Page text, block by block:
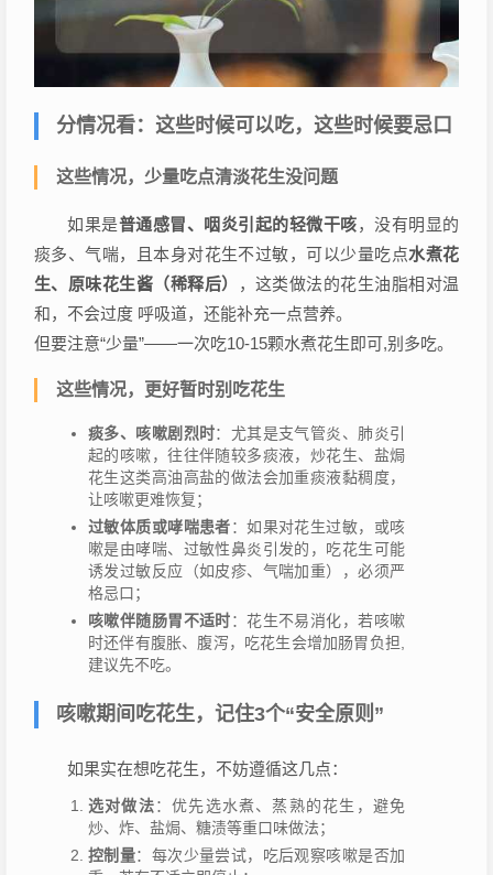
分情况看：这些时候可以吃，这些时候要忌口
这些情况，少量吃点清淡花生没问题
如果是普通感冒、咽炎引起的轻微干咳，没有明显的
痰多、气喘，且本身对花生不过敏，可以少量吃点水煮花
生、原味花生酱（稀释后）
，这类做法的花生油脂相对温
和，不会过度 呼吸道，还能补充一点营养。
但要注意“少量”——一次吃10-15颗水煮花生即可,别多吃。
这些情况，更好暂时别吃花生
痰多、咳嗽剧烈时：尤其是支气管炎、肺炎引
起的咳嗽，往往伴随较多痰液，炒花生、盐焗
花生这类高油高盐的做法会加重痰液黏稠度，
让咳嗽更难恢复；
过敏体质或哮喘患者：如果对花生过敏，或咳
嗽是由哮喘、过敏性鼻炎引发的，吃花生可能
诱发过敏反应（如皮疹、气喘加重），必须严
格忌口；
咳嗽伴随肠胃不适时：花生不易消化，若咳嗽
时还伴有腹胀、腹泻，吃花生会增加肠胃负担,
建议先不吃。
咳嗽期间吃花生，记住3个“安全原则”
如果实在想吃花生，不妨遵循这几点：
选对做法：优先选水煮、蒸熟的花生，避免
炒、炸、盐焗、糖渍等重口味做法；
控制量：每次少量尝试，吃后观察咳嗽是否加